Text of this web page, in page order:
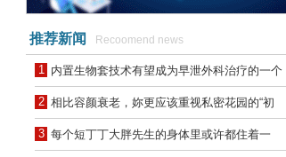
推荐新闻 Recoomend news
1 内置生物套技术有望成为早泄外科治疗的一个
金标准
2 相比容颜衰老，妳更应该重视私密花园的“初
老”！
3 每个短丁丁大胖先生的身体里或许都住着一